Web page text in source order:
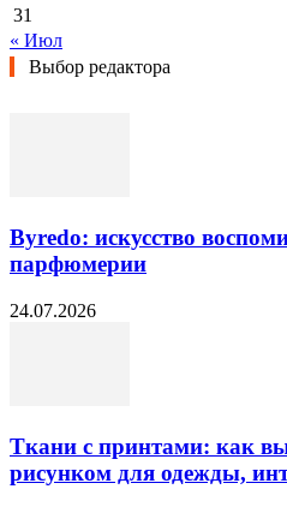
31
« Июл
Выбор редактора
Byredo: искусство
парфюмерии
24.07.2026
Ткани с принтами: как
рисунком для одежды,